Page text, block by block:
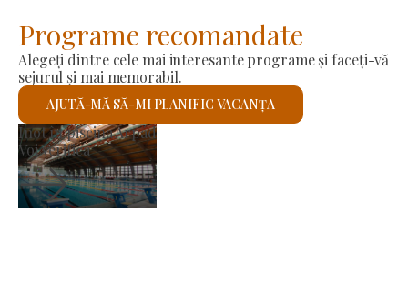
Programe recomandate
Alegeți dintre cele mai interesante programe și faceți-vă
sejurul și mai memorabil.
AJUTĂ-MĂ SĂ-MI PLANIFIC VACANȚA
Piața producătorilor
Voi verifica